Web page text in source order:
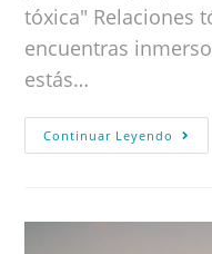
tóxica" Relaciones
encuentras
estás…
Continuar Leyendo